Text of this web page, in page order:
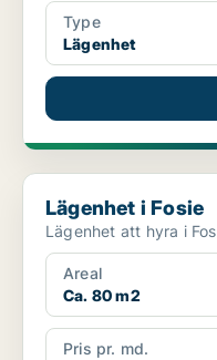
Type
Lägenhet
Lägenhet i Fosie
Lägenhet i Fosie
Areal
Ca. 80 m2
Pris pr. md.